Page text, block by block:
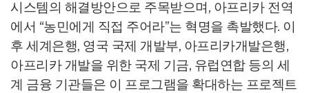
시스템의 해결방안으로 주목받으며, 아프리카 전역
에서 “농민에게 직접 주어라”는 혁명을 촉발했다. 이
후 세계은행, 영국 국제 개발부, 아프리카개발은행,
아프리카 개발을 위한 국제 기금, 유럽연합 등의 세
계 금융 기관들은 이 프로그램을 확대하는 프로젝트